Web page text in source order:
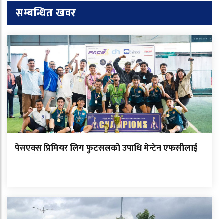
सम्बन्धित खवर
पेसएक्स प्रिमियर लिग फुटसलको उपाधि मेन्टेन एफसीलाई